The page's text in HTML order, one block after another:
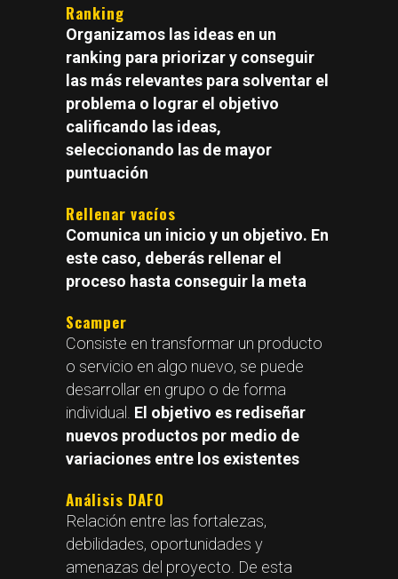
Ranking
Organizamos las ideas en un
ranking para priorizar y conseguir
las más relevantes para solventar el
problema o lograr el objetivo
calificando las ideas,
seleccionando las de mayor
puntuación
Rellenar vacíos
Comunica un inicio y un objetivo. En
este caso, deberás rellenar el
proceso hasta conseguir la meta
Scamper
Consiste en transformar un producto
o servicio en algo nuevo, se puede
desarrollar en grupo o de forma
individual. El objetivo es rediseñar
nuevos productos por medio de
variaciones entre los existentes
Análisis DAFO
Relación entre las fortalezas,
debilidades, oportunidades y
amenazas del proyecto. De esta